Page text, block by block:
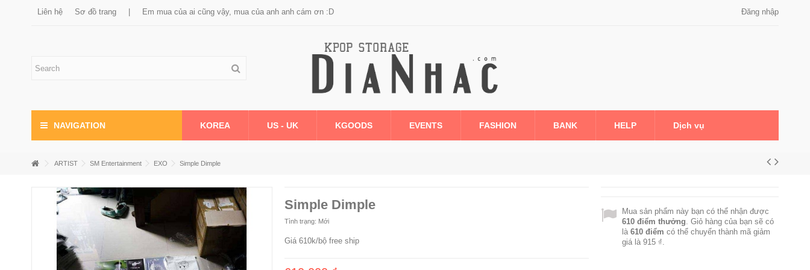
Liên hệ Sơ đồ trang Em mua của ai cũng vậy, mua của anh anh cám ơn :D Đăng nhập
NAVIGATION KOREA US - UK KGOODS EVENTS FASHION BANK HELP Dịch vụ
ARTIST SM Entertainment EXO Simple Dimple
Simple Dimple
Tình trạng: Mới
Giá 610k/bộ free ship
Mua sản phẩm này bạn có thể nhận được
610điểm thưởng. Giỏ hàng của bạn sẽ có
là 610điểm có thể chuyển thành mã giảm
giá là 915 ₫.